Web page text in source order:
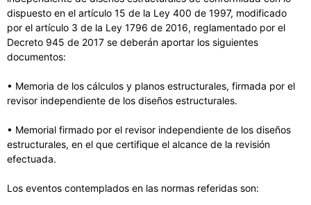
dispuesto en el artículo 15 de la Ley 400 de 1997, modificado
por el artículo 3 de la Ley 1796 de 2016, reglamentado por el
Decreto 945 de 2017 se deberán aportar los siguientes
documentos:
• Memoria de los cálculos y planos estructurales, firmada por el
revisor independiente de los diseños estructurales.
• Memorial firmado por el revisor independiente de los diseños
estructurales, en el que certifique el alcance de la revisión
efectuada.
Los eventos contemplados en las normas referidas son: